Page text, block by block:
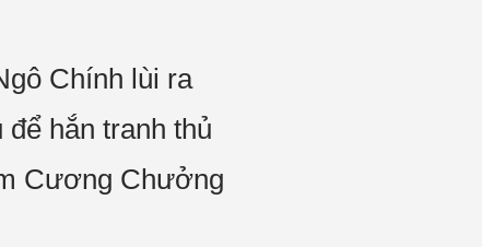
Chính lùi ra
hắn tranh thủ
Cương Chưởng